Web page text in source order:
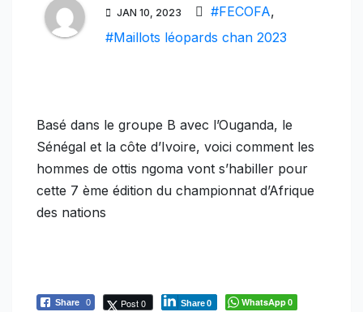
JAN 10, 2023 #FECOFA,
#Maillots léopards chan 2023
Basé dans le groupe B avec l’Ouganda, le
Sénégal et la côte d’Ivoire, voici comment les
hommes de ottis ngoma vont s’habiller pour
cette 7 ème édition du championnat d’Afrique
des nations
Share 0 Post 0 Share0 WhatsApp0